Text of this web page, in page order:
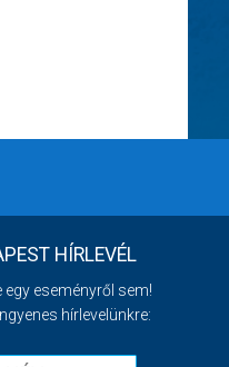
HÍRLEVÉL
egy eseményről sem!
hírlevelünkre: